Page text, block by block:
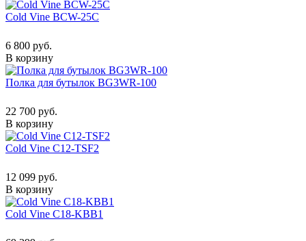
Cold Vine BCW-25C
6 800 руб.
В корзину
Полка для бутылок BG3WR-100
22 700 руб.
В корзину
Cold Vine C12-TSF2
12 099 руб.
В корзину
Cold Vine C18-KBB1